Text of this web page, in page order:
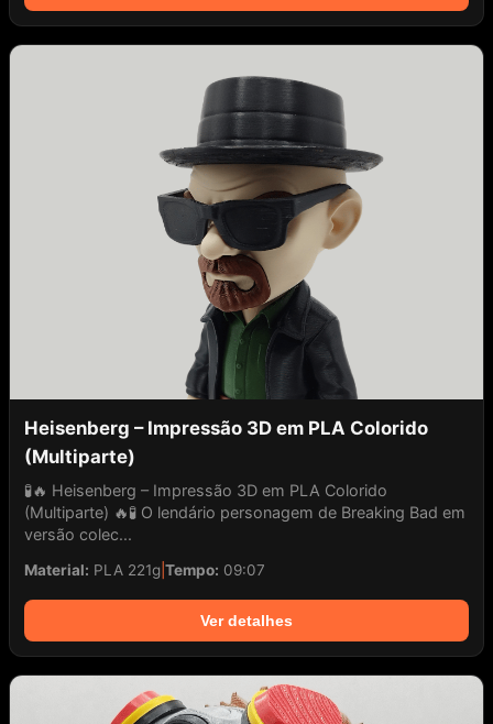
Heisenberg – Impressão 3D em PLA Colorido
(Multiparte)
🧪🔥 Heisenberg – Impressão 3D em PLA Colorido
(Multiparte) 🔥🧪 O lendário personagem de Breaking Bad em
versão colec...
Material: PLA 221g| Tempo: 09:07
Ver detalhes